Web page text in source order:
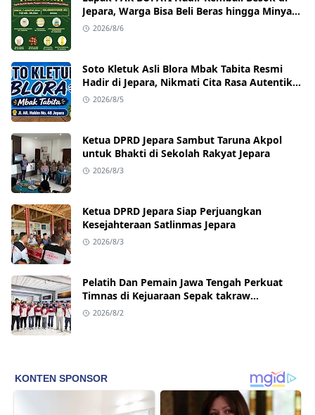
Jepara, Warga Bisa Beli Beras hingga Minyak
Goreng dengan Harga Terjangkau
2026/8/6
Soto Kletuk Asli Blora Mbak Tabita Resmi
Hadir di Jepara, Nikmati Cita Rasa Autentik
Mulai Rp10 Ribu
2026/8/5
Ketua DPRD Jepara Sambut Taruna Akpol
untuk Bhakti di Sekolah Rakyat Jepara
2026/8/3
Ketua DPRD Jepara Siap Perjuangkan
Kesejahteraan Satlinmas Jepara
2026/8/3
Pelatih Dan Pemain Jawa Tengah Perkuat
Timnas di Kejuaraan Sepak takraw
Internasional
2026/8/2